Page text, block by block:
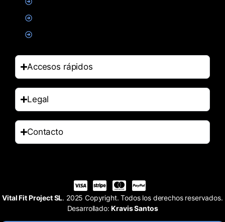
Accesos rápidos
Legal
Contacto
Vital Fit Project SL. 2025 Copyright. Todos los derechos reservados.
Desarrollado:Kravis Santos